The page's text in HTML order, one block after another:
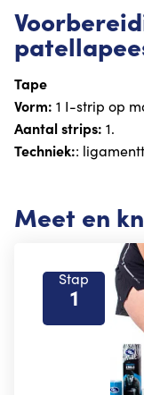
Tape
Vorm: 1 I-strip op
Aantal strips: 1.
Techniek::
Meet en
Stap
1